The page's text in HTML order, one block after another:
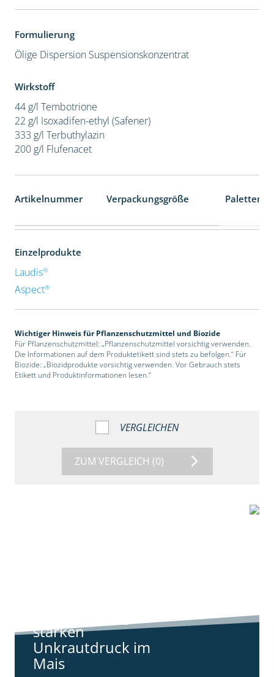
Formulierung
Ölige Dispersion Suspensionskonzentrat
Wirkstoff
44 g/l Tembotrione
22 g/l Isoxadifen-ethyl (Safener)
333 g/l Terbuthylazin
200 g/l Flufenacet
Artikelnummer Verpackungsgröße
Einzelprodukte
Laudis®
Aspect®
Wichtiger Hinweis für Pflanzenschutzmittel und Biozide
Für Pflanzenschutzmittel: „Pflanzenschutzmittel vorsichtig verwenden.
Die Informationen auf dem Produktetikett sind stets zu befolgen.“ Für
Biozide: „Biozidprodukte vorsichtig verwenden. Vor Gebrauch stets
Etikett und Produktinformationen lesen.“
VERGLEICHEN
ZUM VERGLEICH (0)
starken
Unkrautdruck im
Mais